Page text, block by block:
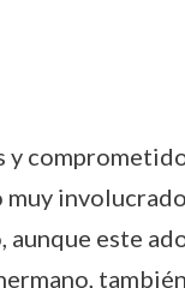
este